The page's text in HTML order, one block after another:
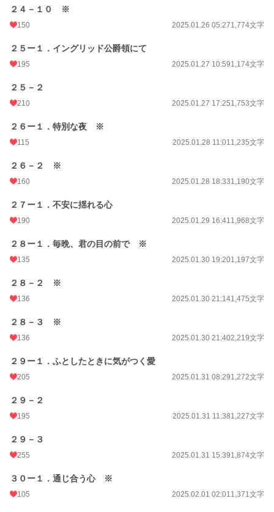
２４－１０ ※
150 2025.01.26 05:271,774文字
２５ー１．イングリッド公爵領にて
195 2025.01.27 10:591,174文字
２５－２
210 2025.01.27 17:251,753文字
２６ー１．特別な夜 ※
115 2025.01.28 11:011,235文字
２６－２ ※
160 2025.01.28 18:331,190文字
２７ー１．不安に揺れる心
190 2025.01.29 16:411,968文字
２８ー１．毎晩、君の目の前で ※
135 2025.01.30 19:201,197文字
２８－２ ※
136 2025.01.30 21:141,475文字
２８－３ ※
136 2025.01.30 21:402,219文字
２９ー１．ふとしたときに気がつく愛
205 2025.01.31 08:291,272文字
２９－２
195 2025.01.31 11:381,227文字
２９－３
255 2025.01.31 15:391,874文字
３０ー１．通じ合う心 ※
105 2025.02.01 02:011,371文字